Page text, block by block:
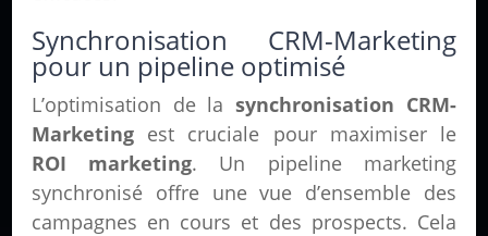
Synchronisation CRM-Marketing
pour un pipeline optimisé
L’optimisation de lasynchronisation CRM-
Marketing est cruciale pour maximiser le
ROI marketing. Un pipeline marketing
synchronisé offre une vue d’ensemble des
campagnes en cours et des prospects. Cela